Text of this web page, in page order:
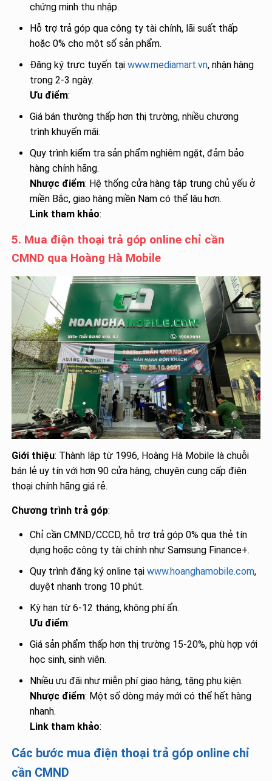
chứng minh thu nhập.
Hỗ trợ trả góp qua công ty tài chính, lãi suất thấp
hoặc 0% cho một số sản phẩm.
Đăng ký trực tuyến tại www.mediamart.vn, nhận hàng
trong 2-3 ngày.
Ưu điểm:
Giá bán thường thấp hơn thị trường, nhiều chương
trình khuyến mãi.
Quy trình kiểm tra sản phẩm nghiêm ngặt, đảm bảo
hàng chính hãng.
Nhược điểm: Hệ thống cửa hàng tập trung chủ yếu ở
miền Bắc, giao hàng miền Nam có thể lâu hơn.
Link tham khảo:
5. Mua điện thoại trả góp online chỉ cần
CMND qua Hoàng Hà Mobile
Giới thiệu: Thành lập từ 1996, Hoàng Hà Mobile là chuỗi
bán lẻ uy tín với hơn 90 cửa hàng, chuyên cung cấp điện
thoại chính hãng giá rẻ.
Chương trình trả góp:
Chỉ cần CMND/CCCD, hỗ trợ trả góp 0% qua thẻ tín
dụng hoặc công ty tài chính như Samsung Finance+.
Quy trình đăng ký online tại www.hoanghamobile.com,
duyệt nhanh trong 10 phút.
Kỳ hạn từ 6-12 tháng, không phí ẩn.
Ưu điểm:
Giá sản phẩm thấp hơn thị trường 15-20%, phù hợp với
học sinh, sinh viên.
Nhiều ưu đãi như miễn phí giao hàng, tặng phụ kiện.
Nhược điểm: Một số dòng máy mới có thể hết hàng
nhanh.
Link tham khảo:
Các bước mua điện thoại trả góp online chỉ
cần CMND